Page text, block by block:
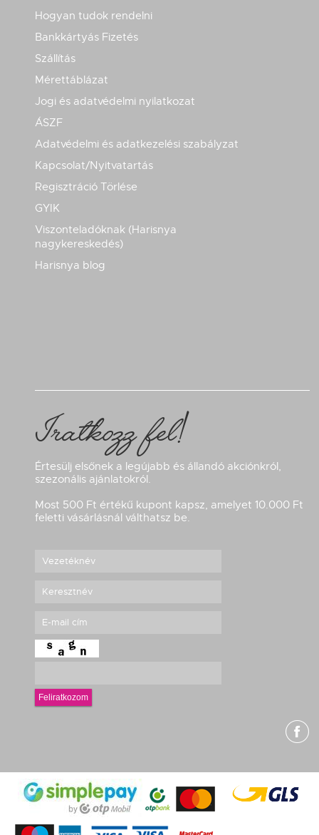
Hogyan tudok rendelni
Bankkártyás Fizetés
Szállítás
Mérettáblázat
Jogi és adatvédelmi nyilatkozat
ÁSZF
Adatvédelmi és adatkezelési szabályzat
Kapcsolat/Nyitvatartás
Regisztráció Törlése
GYIK
Viszonteladóknak (Harisnya
nagykereskedés)
Harisnya blog
Iratkozz fel!
Értesülj elsőnek a legújabb és állandó akciónkról,
szezonális ajánlatokról.
Most 500 Ft értékű kupont kapsz, amelyet 10.000 Ft
feletti vásárlásnál válthatsz be.
Feliratkozom
g